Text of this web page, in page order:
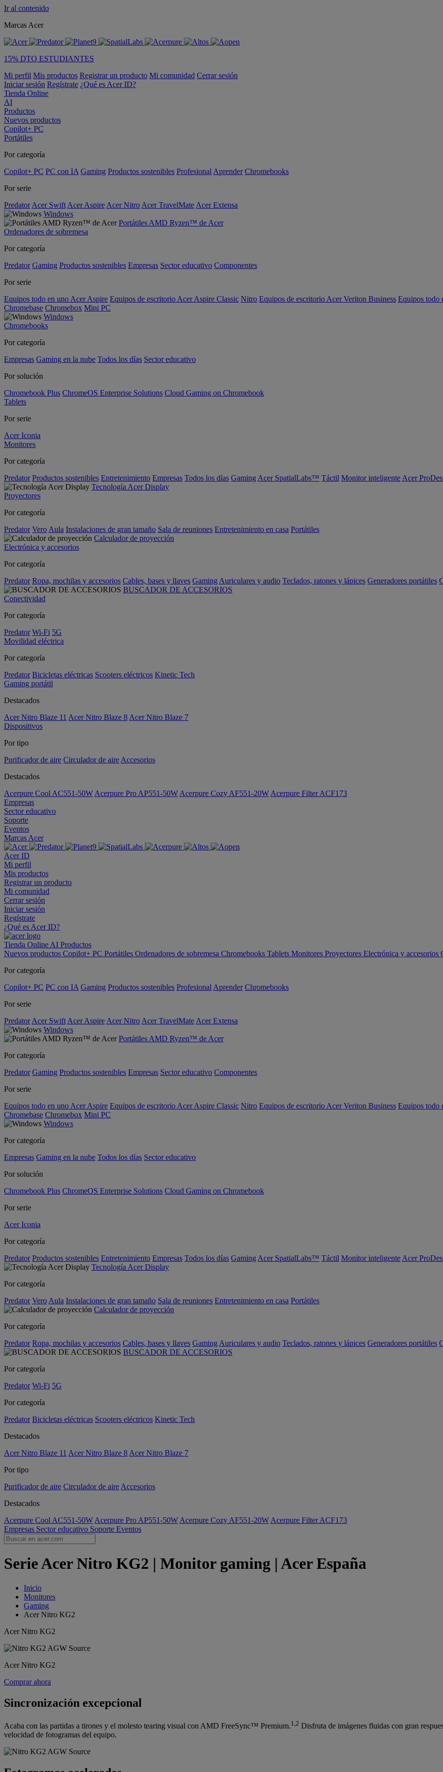
Ir al contenido
Marcas Acer
15% DTO ESTUDIANTES
Mi perfil Mis productos Registrar un producto Mi comunidad Cerrar sesión
Iniciar sesión Regístrate ¿Qué es Acer ID?
Tienda Online
AI
Productos
Nuevos productos
Copilot+ PC
Portátiles
Por categoría
Copilot+ PC PC con IA Gaming Productos sostenibles Profesional Aprender Chromebooks
Por serie
Predator Acer Swift Acer Aspire Acer Nitro Acer TravelMate Acer Extensa
Windows
Portátiles AMD Ryzen™ de Acer
Ordenadores de sobremesa
Por categoría
Predator Gaming Productos sostenibles Empresas Sector educativo Componentes
Por serie
Equipos todo en uno Acer Aspire Equipos de escritorio Acer Aspire Classic Nitro Equipos de escritorio Acer Veriton Business Equipos todo
Chromebase Chromebox Mini PC
Windows
Chromebooks
Por categoría
Empresas Gaming en la nube Todos los días Sector educativo
Por solución
Chromebook Plus ChromeOS Enterprise Solutions Cloud Gaming on Chromebook
Tablets
Por serie
Acer Iconia
Monitores
Por categoría
Predator Productos sostenibles Entretenimiento Empresas Todos los días Gaming Acer SpatialLabs™ Táctil Monitor inteligente Acer
Tecnología Acer Display
Proyectores
Por categoría
Predator Vero Aula Instalaciones de gran tamaño Sala de reuniones Entretenimiento en casa Portátiles
Calculador de proyección
Electrónica y accesorios
Por categoría
Predator Ropa, mochilas y accesorios Cables, bases y llaves Gaming Auriculares y audio Teclados, ratones y lápices Generadores portátiles
BUSCADOR DE ACCESORIOS
Conectividad
Por categoría
Predator Wi-Fi 5G
Movilidad eléctrica
Por categoría
Predator Bicicletas eléctricas Scooters eléctricos Kinetic Tech
Gaming portátil
Destacados
Acer Nitro Blaze 11 Acer Nitro Blaze 8 Acer Nitro Blaze 7
Dispositivos
Por tipo
Purificador de aire Circulador de aire Accesorios
Destacados
Acerpure Cool AC551-50W Acerpure Pro AP551-50W Acerpure Cozy AF551-20W Acerpure Filter ACF173
Empresas
Sector educativo
Soporte
Eventos
Marcas Acer
Acer ID
Mi perfil
Mis productos
Registrar un producto
Mi comunidad
Cerrar sesión
Iniciar sesión
Regístrate
¿Qué es Acer ID?
Tienda Online AI Productos
Nuevos productos Copilot+ PC Portátiles Ordenadores de sobremesa Chromebooks Tablets Monitores Proyectores Electrónica y accesorios
Por categoría
Copilot+ PC PC con IA Gaming Productos sostenibles Profesional Aprender Chromebooks
Por serie
Predator Acer Swift Acer Aspire Acer Nitro Acer TravelMate Acer Extensa
Windows
Portátiles AMD Ryzen™ de Acer
Por categoría
Predator Gaming Productos sostenibles Empresas Sector educativo Componentes
Por serie
Equipos todo en uno Acer Aspire Equipos de escritorio Acer Aspire Classic Nitro Equipos de escritorio Acer Veriton Business Equipos todo
Chromebase Chromebox Mini PC
Windows
Por categoría
Empresas Gaming en la nube Todos los días Sector educativo
Por solución
Chromebook Plus ChromeOS Enterprise Solutions Cloud Gaming on Chromebook
Por serie
Acer Iconia
Por categoría
Predator Productos sostenibles Entretenimiento Empresas Todos los días Gaming Acer SpatialLabs™ Táctil Monitor inteligente Acer
Tecnología Acer Display
Por categoría
Predator Vero Aula Instalaciones de gran tamaño Sala de reuniones Entretenimiento en casa Portátiles
Calculador de proyección
Por categoría
Predator Ropa, mochilas y accesorios Cables, bases y llaves Gaming Auriculares y audio Teclados, ratones y lápices Generadores portátiles
BUSCADOR DE ACCESORIOS
Por categoría
Predator Wi-Fi 5G
Por categoría
Predator Bicicletas eléctricas Scooters eléctricos Kinetic Tech
Destacados
Acer Nitro Blaze 11 Acer Nitro Blaze 8 Acer Nitro Blaze 7
Por tipo
Purificador de aire Circulador de aire Accesorios
Destacados
Acerpure Cool AC551-50W Acerpure Pro AP551-50W Acerpure Cozy AF551-20W Acerpure Filter ACF173
Empresas Sector educativo Soporte Eventos
Serie Acer Nitro KG2 | Monitor gaming | Acer España
Inicio
Monitores
Gaming
Acer Nitro KG2
Acer Nitro KG2
Acer Nitro KG2
Comprar ahora
Sincronización excepcional
Acaba con las partidas a tirones y el molesto tearing visual con AMD FreeSync™ Premium.1,2 Disfruta de imágenes fluidas con gran
velocidad de fotogramas del equipo.